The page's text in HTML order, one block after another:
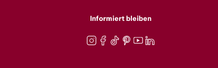
Informiert bleiben